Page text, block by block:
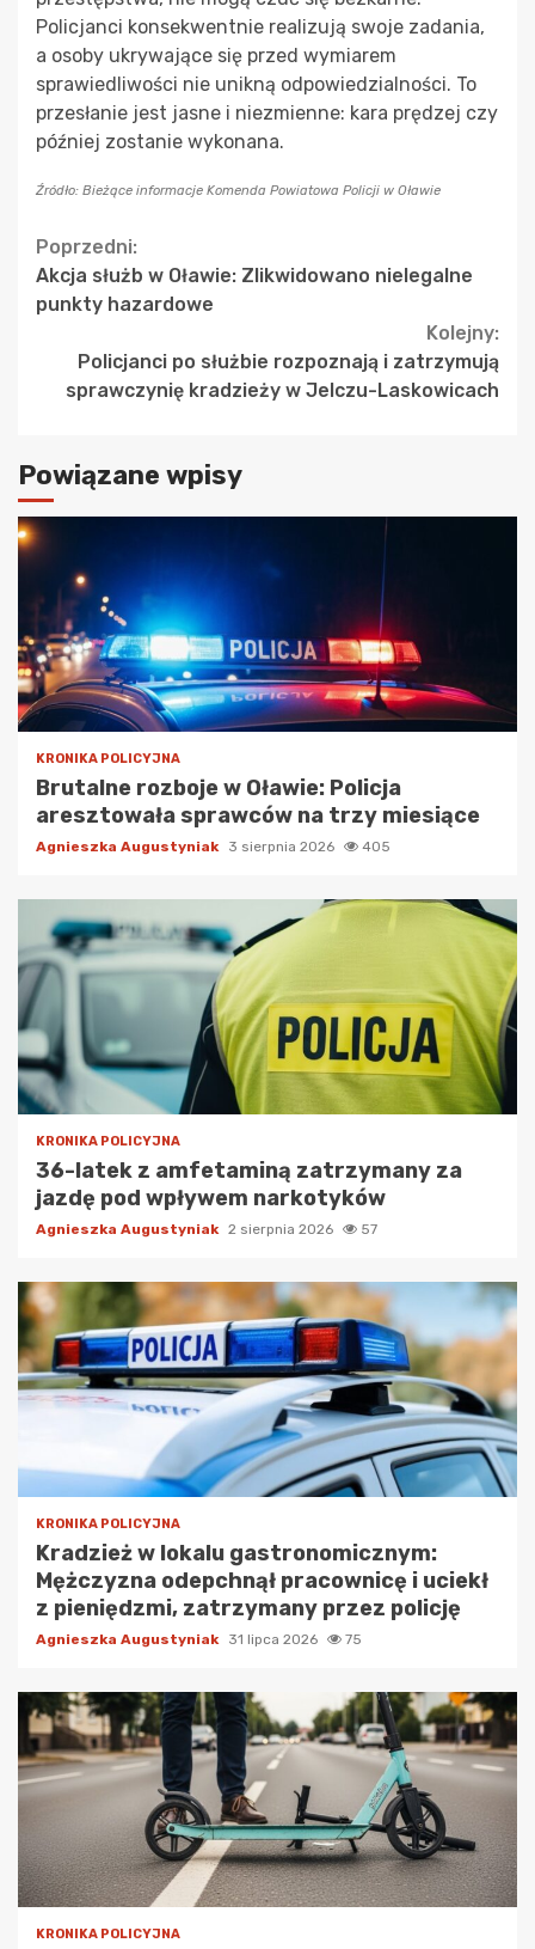
Policjanci konsekwentnie realizują swoje zadania,
a osoby ukrywające się przed wymiarem
sprawiedliwości nie unikną odpowiedzialności. To
przesłanie jest jasne i niezmienne: kara prędzej czy
później zostanie wykonana.
Źródło: Bieżące informacje Komenda Powiatowa Policji w Oławie
Continue
Reading
Poprzedni:
Akcja służb w Oławie: Zlikwidowano nielegalne
punkty hazardowe
Kolejny:
Policjanci po służbie rozpoznają i zatrzymują
sprawczynię kradzieży w Jelczu-Laskowicach
Powiązane wpisy
KRONIKA POLICYJNA
Brutalne rozboje w Oławie: Policja
aresztowała sprawców na trzy miesiące
Agnieszka Augustyniak 3 sierpnia 2026 405
KRONIKA POLICYJNA
36-latek z amfetaminą zatrzymany za
jazdę pod wpływem narkotyków
Agnieszka Augustyniak 2 sierpnia 2026 57
KRONIKA POLICYJNA
Kradzież w lokalu gastronomicznym:
Mężczyzna odepchnął pracownicę i uciekł
z pieniędzmi, zatrzymany przez policję
Agnieszka Augustyniak 31 lipca 2026 75
KRONIKA POLICYJNA